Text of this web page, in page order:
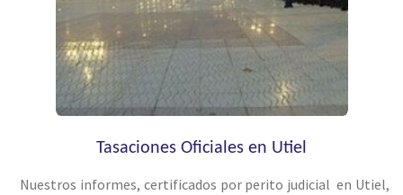
Tasaciones Oficiales en Utiel
Nuestros informes, certificados por perito judicial en Utiel,